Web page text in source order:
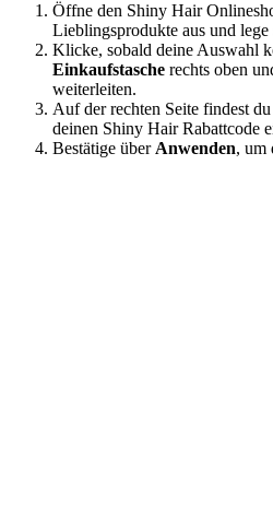
Öffne den Shiny Hair
Lieblingsprodukte aus und lege
Klicke, sobald deine Auswahl
Einkaufstasche rechts oben
weiterleiten.
Auf der rechten Seite findest du
deinen Shiny Hair Rabattcode
Bestätige überAnwenden, um